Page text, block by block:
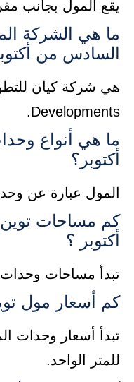
يقع المول بجانب
ما هي الشركة
السادس من
Developments.
أكتوبر؟
المول عبارة عن
كم مساحات
أكتوبر ؟
تبدأ مساحات وحدات المول
كم أسعار مول توين بلازا
للمتر الواحد.